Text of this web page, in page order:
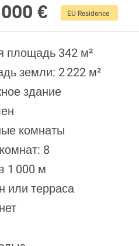
€
EU Residence
площадь 342 м²
земли: 2 222 м²
здание
комнаты
8
1 000 м
или терраса